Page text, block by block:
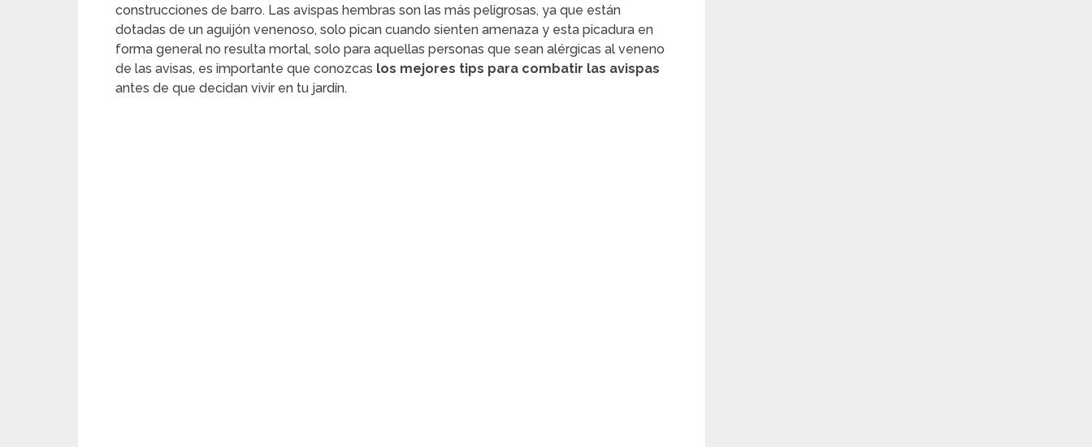
construcciones de barro. Las avispas hembras son las más peligrosas, ya que están
dotadas de un aguijón venenoso, solo pican cuando sienten amenaza y esta picadura en
forma general no resulta mortal, solo para aquellas personas que sean alérgicas al veneno
de las avisas, es importante que conozcas los mejores tips para combatir las avispas
antes de que decidan vivir en tu jardín.